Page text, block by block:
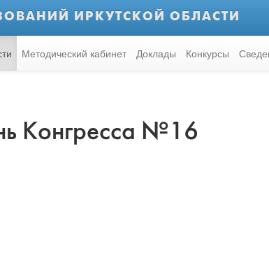
ИРКУТСКОЙ ОБЛАСТИ
Методический кабинет Доклады Конкурсы
Конгресса №16